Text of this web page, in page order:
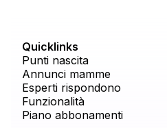
Quicklinks
Punti nascita
Annunci mamme
Esperti rispondono
Funzionalità
Piano abbonamenti